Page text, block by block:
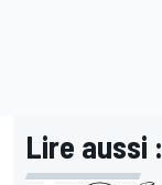
Lire aussi :